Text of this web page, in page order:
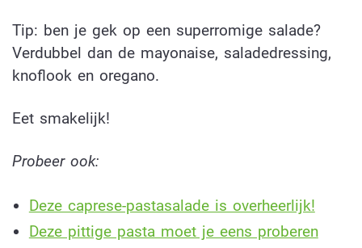
Tip: ben je gek op een superromige salade?
Verdubbel dan de mayonaise, saladedressing,
knoflook en oregano.
Eet smakelijk!
Probeer ook:
Deze caprese-pastasalade is overheerlijk!
Deze pittige pasta moet je eens proberen